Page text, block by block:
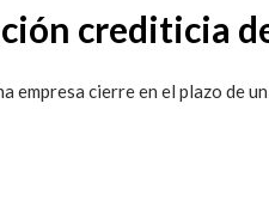
crediticia
cierre en el plazo de